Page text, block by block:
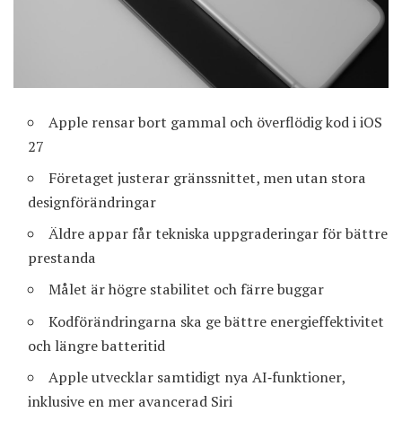
Apple rensar bort gammal och överflödig kod i iOS
27
Företaget justerar gränssnittet, men utan stora
designförändringar
Äldre appar får tekniska uppgraderingar för bättre
prestanda
Målet är högre stabilitet och färre buggar
Kodförändringarna ska ge bättre energieffektivitet
och längre batteritid
Apple utvecklar samtidigt nya AI‑funktioner,
inklusive en mer avancerad Siri